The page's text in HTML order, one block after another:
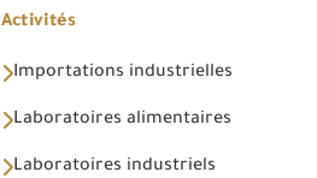
Activités
Importations industrielles
Laboratoires alimentaires
Laboratoires industriels